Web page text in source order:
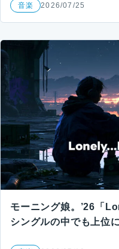
音楽 2026/07/25
モーニング娘。’26「
シングルの中でも上位